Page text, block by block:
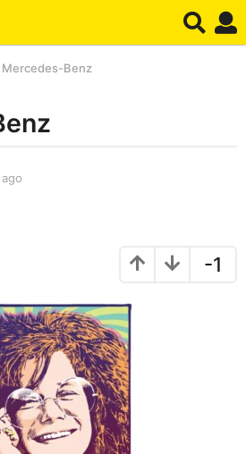
Mercedes-Benz
-1